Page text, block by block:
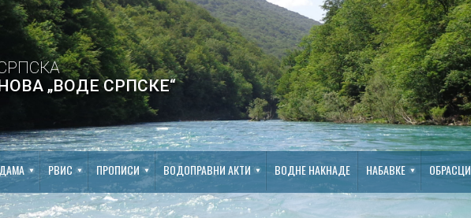
„ВОДЕ СРПСКЕ“
РВИС ПРОПИСИ ВОДОПРАВНИ АКТИ ВОДНЕ НАКНАДЕ НАБАВКЕ ОБРАСЦИ